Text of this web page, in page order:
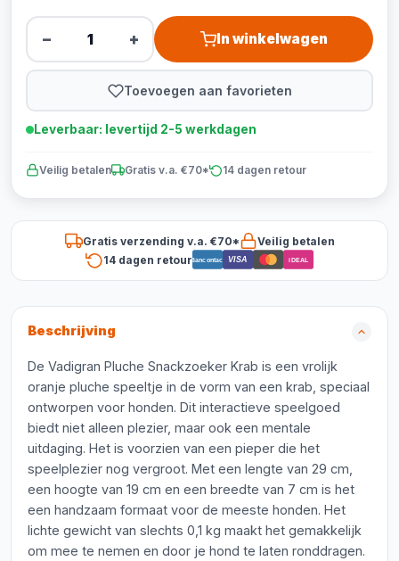
− + In winkelwagen
Toevoegen aan favorieten
Leverbaar: levertijd 2-5 werkdagen
Veilig betalen Gratis v.a. €70* 14 dagen retour
Gratis verzending v.a. €70*
Veilig betalen
14 dagen retourBancontact VISA iDEAL
Beschrijving
De Vadigran Pluche Snackzoeker Krab is een vrolijk
oranje pluche speeltje in de vorm van een krab, speciaal
ontworpen voor honden. Dit interactieve speelgoed
biedt niet alleen plezier, maar ook een mentale
uitdaging. Het is voorzien van een pieper die het
speelplezier nog vergroot. Met een lengte van 29 cm,
een hoogte van 19 cm en een breedte van 7 cm is het
een handzaam formaat voor de meeste honden. Het
lichte gewicht van slechts 0,1 kg maakt het gemakkelijk
om mee te nemen en door je hond te laten ronddragen.